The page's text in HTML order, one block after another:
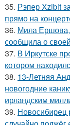
35. Рэпер Xzibit
прямо на
36. Мила Ершова,
сообщила о
37. В Иркутске
котором
38. 13-Летняя
новогодние
ирландским
39. Новосибирец